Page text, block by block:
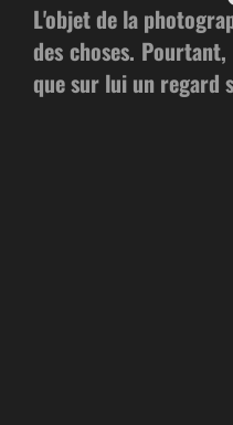
L'objet de la
des choses.
que sur lui un regard